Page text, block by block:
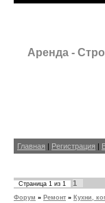
Аренда -
Главная Регистрация
Страница 1 из 1 1
Форум » Ремонт » Кухни,